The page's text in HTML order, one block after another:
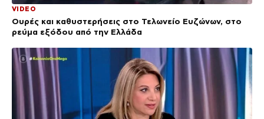
VIDEO
Ουρές και καθυστερήσεις στο Τελωνείο Ευζώνων, στο
ρεύμα εξόδου από την Ελλάδα